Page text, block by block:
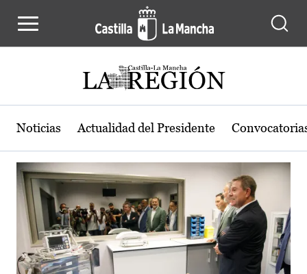
Actualidad de la región de Castilla-
Noticias Actualidad del Presidente